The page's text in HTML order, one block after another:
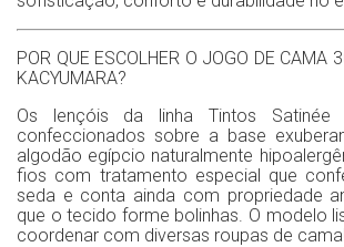
POR QUE ESCOLHER O JOGO DE CAMA
KACYUMARA?
Os lençóis da linha Tintos Satinée
confeccionados sobre a base
algodão egípcio naturalmente
fios com tratamento especial que
seda e conta ainda com propriedade
que o tecido forme bolinhas. O modelo
coordenar com diversas roupas de cama!